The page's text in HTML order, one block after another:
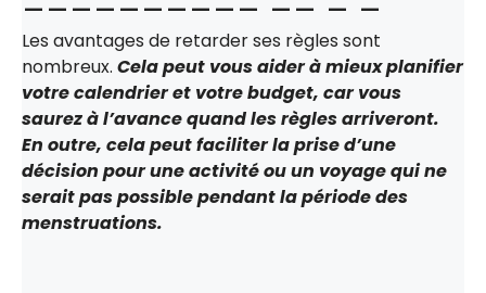
Les avantages de retarder ses règles sont
nombreux. Cela peut vous aider à mieux planifier
votre calendrier et votre budget, car vous
saurez à l’avance quand les règles arriveront.
En outre, cela peut faciliter la prise d’une
décision pour une activité ou un voyage qui ne
serait pas possible pendant la période des
menstruations.